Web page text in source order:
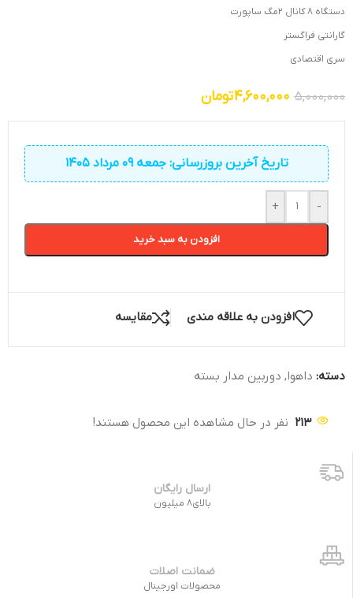
دستگاه 8 کانال 2مگ ساپورت
گارانتی فراگستر
سری اقتصادی
5,000,000
4,600,000تومان
تاریخ آخرین بروزرسانی: جمعه 09 مرداد 1405
-
+
افزودن به سبد خرید
افزودن به علاقه مندی مقایسه
دسته: داهوا, دوربین مدار بسته
213 نفر در حال مشاهده این محصول هستند!
ارسال رایگان
بالای8 میلیون
ضمانت اصلات
محصولات اورجینال